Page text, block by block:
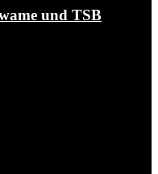
und TSB